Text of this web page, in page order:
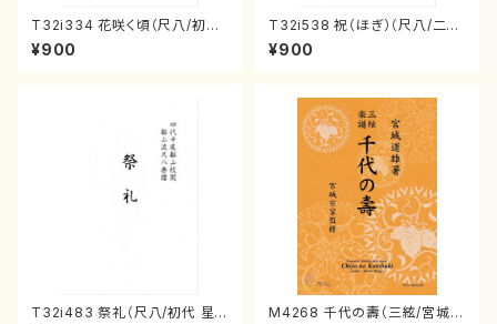
T32i334 花咲く頃（尺八/初代
山川園松/楽譜）都山流公刊楽譜
曲番:2037
¥900
T32i538 祝（ほぎ）（尺八/二代
池田静山/楽譜）都山流公刊楽譜
曲番:2247
¥900
T32i483 祭礼（尺八/初代 星
M4268 千代の壽（三絃/宮城道